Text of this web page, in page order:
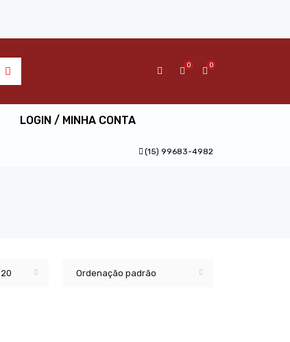
0
0
LOGIN / MINHA CONTA
(15) 99683-4982
Ordenação padrão
20